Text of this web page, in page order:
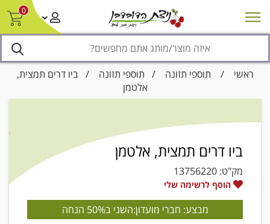
0
מבצעים סניפים צור קשר/ביטול הזמנה
ראשי / תוספי תזונה / תוספי תזונה / ביו דרים תמצית,
אלטמן
ביו דרים תמצית, אלטמן
מק"ט: 13756220
הוסף לרשימה שלי
מבצע: חברי מועדון:השני ב50% הנחה